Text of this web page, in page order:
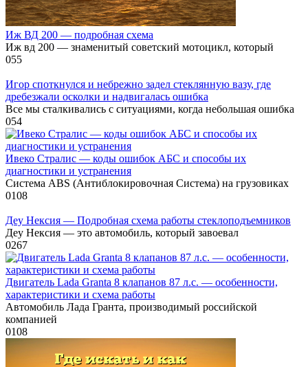
Иж ВД 200 — подробная схема
Иж вд 200 — знаменитый советский мотоцикл, который
055
Игор споткнулся и небрежно задел стеклянную вазу, где
дребезжали осколки и надвигалась ошибка
Все мы сталкивались с ситуациями, когда небольшая ошибка
054
Ивеко Стралис — коды ошибок АБС и способы их
диагностики и устранения
Система ABS (Антиблокировочная Система) на грузовиках
0108
Деу Нексия — Подробная схема работы стеклоподъемников
Деу Нексия — это автомобиль, который завоевал
0267
Двигатель Lada Granta 8 клапанов 87 л.с. — особенности,
характеристики и схема работы
Автомобиль Лада Гранта, производимый российской
компанией
0108